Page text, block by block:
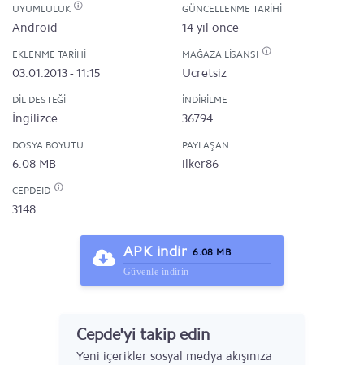
UYUMLULUK
Android
GÜNCELLENME TARIHI
14 yıl önce
EKLENME TARIHI
03.01.2013 - 11:15
MAĞAZA LISANSI
Ücretsiz
DIL DESTEĞI
İngilizce
İNDIRILME
36794
DOSYA BOYUTU
6.08 MB
PAYLAŞAN
ilker86
CEPDEID
3148
APK indir 6.08 MB
Güvenle indirin
Cepde'yi takip edin
Yeni içerikler sosyal medya akışınıza